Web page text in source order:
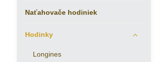
Naťahovače hodiniek
Hodinky
Longines